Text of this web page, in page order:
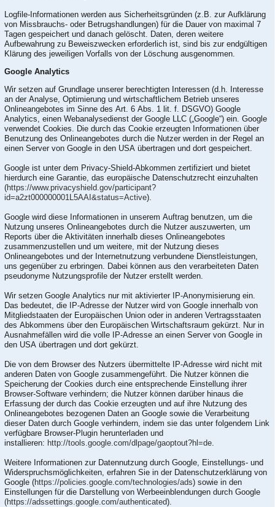
Logfile-Informationen werden aus Sicherheitsgründen (z.B. zur Aufklärung
von Missbrauchs- oder Betrugshandlungen) für die Dauer von maximal 7
Tagen gespeichert und danach gelöscht. Daten, deren weitere
Aufbewahrung zu Beweiszwecken erforderlich ist, sind bis zur endgültigen
Klärung des jeweiligen Vorfalls von der Löschung ausgenommen.
Google Analytics
Wir setzen auf Grundlage unserer berechtigten Interessen (d.h. Interesse
an der Analyse, Optimierung und wirtschaftlichem Betrieb unseres
Onlineangebotes im Sinne des Art. 6 Abs. 1 lit. f. DSGVO) Google
Analytics, einen Webanalysedienst der Google LLC („Google“) ein. Google
verwendet Cookies. Die durch das Cookie erzeugten Informationen über
Benutzung des Onlineangebotes durch die Nutzer werden in der Regel an
einen Server von Google in den USA übertragen und dort gespeichert.
Google ist unter dem Privacy-Shield-Abkommen zertifiziert und bietet
hierdurch eine Garantie, das europäische Datenschutzrecht einzuhalten
(https://www.privacyshield.gov/participant?
id=a2zt000000001L5AAI&status=Active).
Google wird diese Informationen in unserem Auftrag benutzen, um die
Nutzung unseres Onlineangebotes durch die Nutzer auszuwerten, um
Reports über die Aktivitäten innerhalb dieses Onlineangebotes
zusammenzustellen und um weitere, mit der Nutzung dieses
Onlineangebotes und der Internetnutzung verbundene Dienstleistungen,
uns gegenüber zu erbringen. Dabei können aus den verarbeiteten Daten
pseudonyme Nutzungsprofile der Nutzer erstellt werden.
Wir setzen Google Analytics nur mit aktivierter IP-Anonymisierung ein.
Das bedeutet, die IP-Adresse der Nutzer wird von Google innerhalb von
Mitgliedstaaten der Europäischen Union oder in anderen Vertragsstaaten
des Abkommens über den Europäischen Wirtschaftsraum gekürzt. Nur in
Ausnahmefällen wird die volle IP-Adresse an einen Server von Google in
den USA übertragen und dort gekürzt.
Die von dem Browser des Nutzers übermittelte IP-Adresse wird nicht mit
anderen Daten von Google zusammengeführt. Die Nutzer können die
Speicherung der Cookies durch eine entsprechende Einstellung ihrer
Browser-Software verhindern; die Nutzer können darüber hinaus die
Erfassung der durch das Cookie erzeugten und auf ihre Nutzung des
Onlineangebotes bezogenen Daten an Google sowie die Verarbeitung
dieser Daten durch Google verhindern, indem sie das unter folgendem Link
verfügbare Browser-Plugin herunterladen und
installieren: http://tools.google.com/dlpage/gaoptout?hl=de
Weitere Informationen zur Datennutzung durch Google, Einstellungs- und
Widerspruchsmöglichkeiten, erfahren Sie in der Datenschutzerklärung von
Google (https://policies.google.com/technologies/ads) sowie in den
Einstellungen für die Darstellung von Werbeeinblendungen durch Google
(https://adssettings.google.com/authenticated).